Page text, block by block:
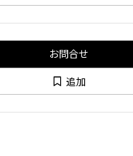
お問合せ
追加